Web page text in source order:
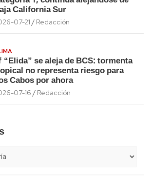
California Sur
07-21 Redacción
“Elida” se aleja de BCS: tormenta
no representa riesgo para
Cabos por ahora
07-16 Redacción